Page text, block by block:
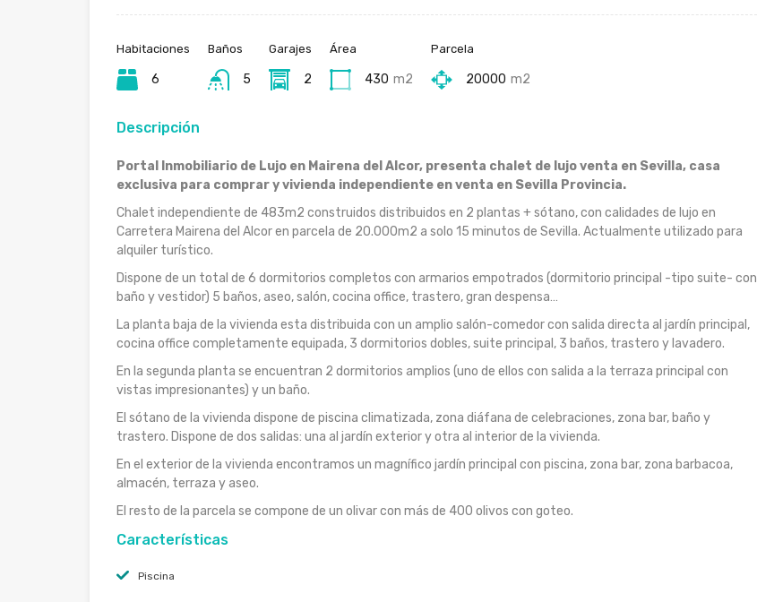
Habitaciones
6
Baños
5
Garajes
2
Área
430 m2
Parcela
20000 m2
Descripción
Portal Inmobiliario de Lujo en Mairena del Alcor, presenta chalet de lujo venta en Sevilla, casa
exclusiva para comprar y vivienda independiente en venta en Sevilla Provincia.
Chalet independiente de 483m2 construidos distribuidos en 2 plantas + sótano, con calidades de lujo en
Carretera Mairena del Alcor en parcela de 20.000m2 a solo 15 minutos de Sevilla. Actualmente utilizado para
alquiler turístico.
Dispone de un total de 6 dormitorios completos con armarios empotrados (dormitorio principal -tipo suite- con
baño y vestidor) 5 baños, aseo, salón, cocina office, trastero, gran despensa…
La planta baja de la vivienda esta distribuida con un amplio salón-comedor con salida directa al jardín principal,
cocina office completamente equipada, 3 dormitorios dobles, suite principal, 3 baños, trastero y lavadero.
En la segunda planta se encuentran 2 dormitorios amplios (uno de ellos con salida a la terraza principal con
vistas impresionantes) y un baño.
El sótano de la vivienda dispone de piscina climatizada, zona diáfana de celebraciones, zona bar, baño y
trastero. Dispone de dos salidas: una al jardín exterior y otra al interior de la vivienda.
En el exterior de la vivienda encontramos un magnífico jardín principal con piscina, zona bar, zona barbacoa,
almacén, terraza y aseo.
El resto de la parcela se compone de un olivar con más de 400 olivos con goteo.
Características
Piscina